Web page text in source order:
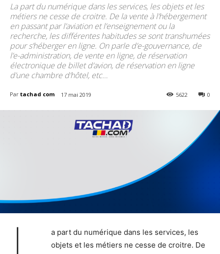
La part du numérique dans les services, les objets et les
métiers ne cesse de croitre. De la vente à l’hébergement
en passant par l’aviation et l’enseignement ou la
recherche, les différentes habitudes se sont transhumées
pour s’héberger en ligne. On parle d’e-gouvernance, de
l’e-administration, de vente en ligne, de réservation
électronique de billet d’avion, de réservation en ligne
d’une chambre d’hôtel, etc…
Par tachad com 17 mai 2019 0
5622
a part du numérique dans les services, les
objets et les métiers ne cesse de croitre. De